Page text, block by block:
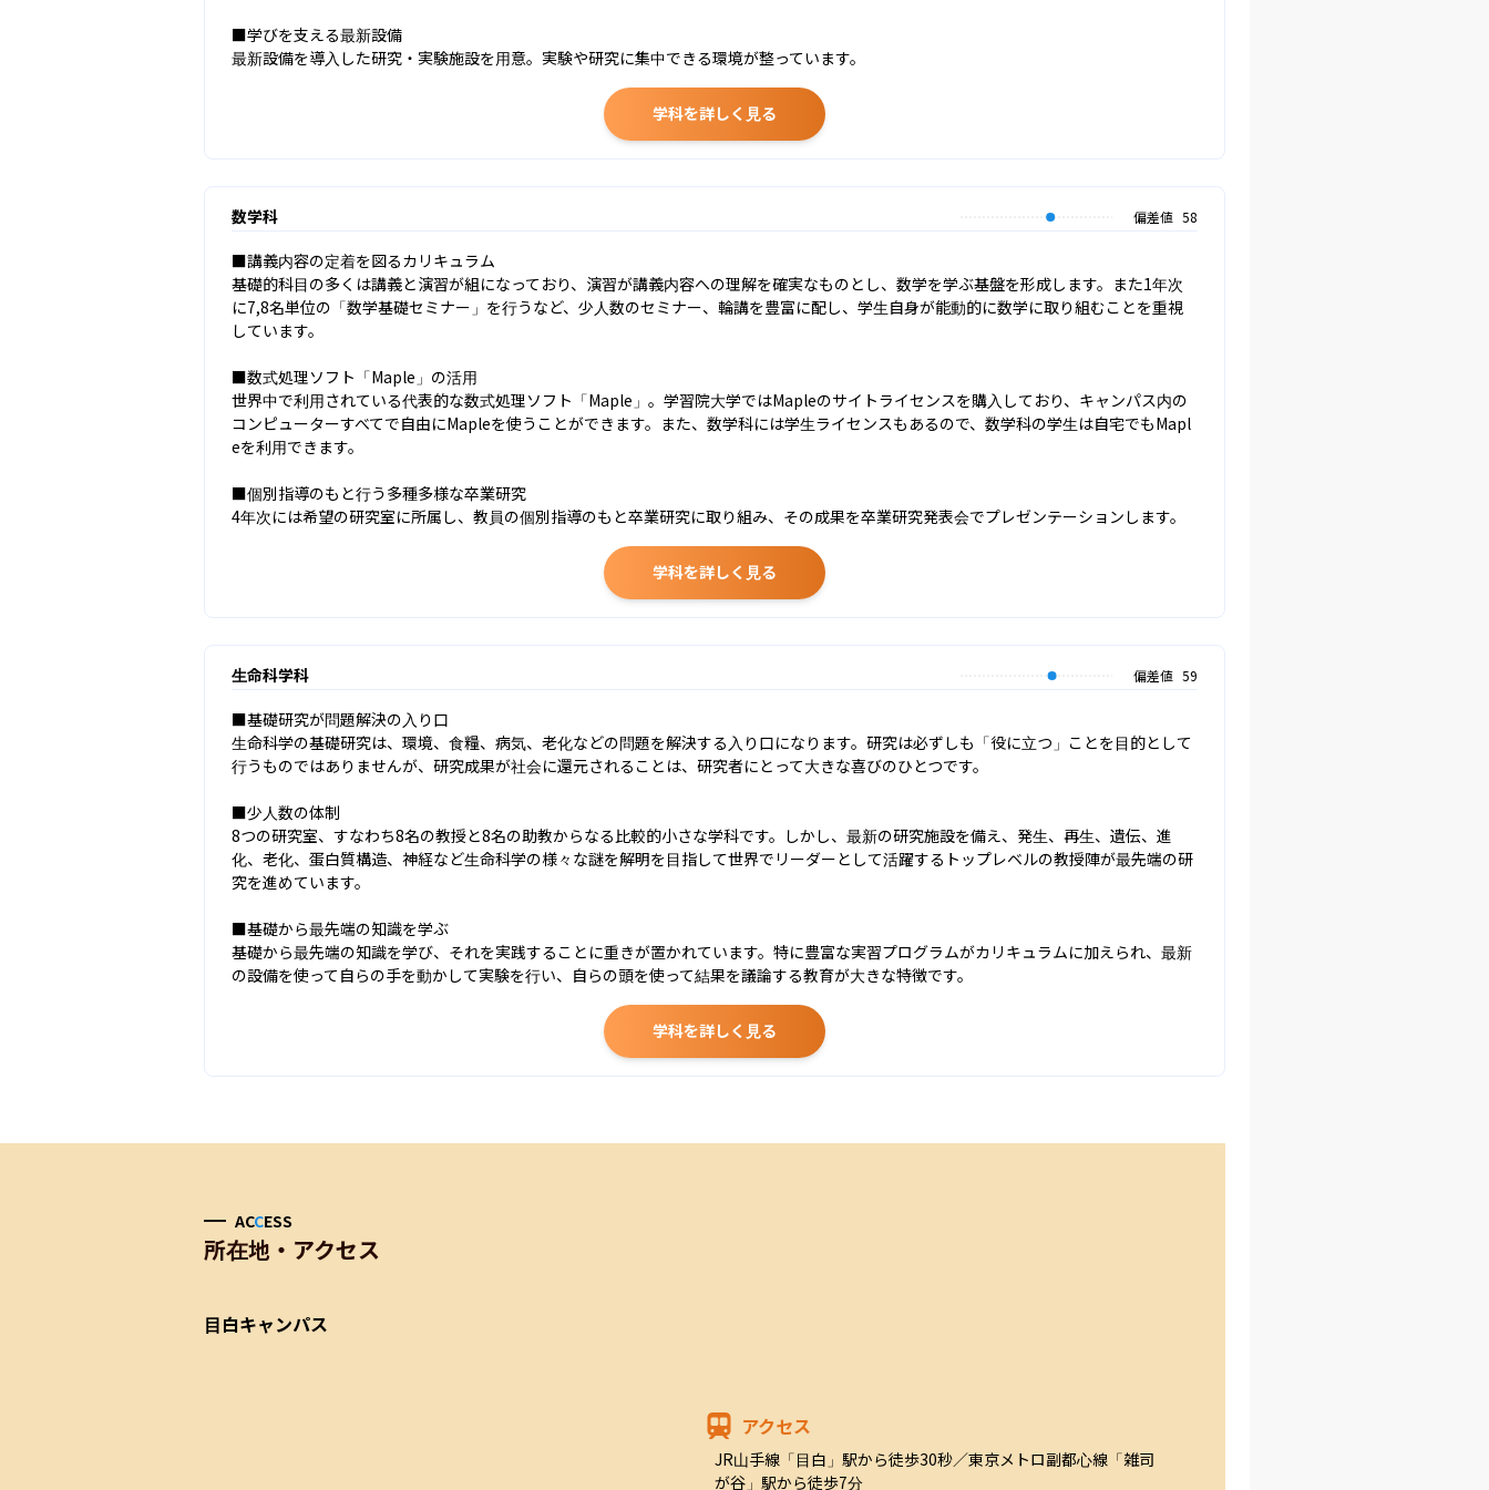
■学びを支える最新設備
最新設備を導入した研究・実験施設を用意。実験や研究に集中できる環境が整っています。
学科を詳しく見る
数学科 偏差値 58
■講義内容の定着を図るカリキュラム
基礎的科目の多くは講義と演習が組になっており、演習が講義内容への理解を確実なものとし、数学を学ぶ基盤を形成します。また1年次
に7,8名単位の「数学基礎セミナー」を行うなど、少人数のセミナー、輪講を豊富に配し、学生自身が能動的に数学に取り組むことを重視
しています。
■数式処理ソフト「Maple」の活用
世界中で利用されている代表的な数式処理ソフト「Maple」。学習院大学ではMapleのサイトライセンスを購入しており、キャンパス内の
コンピューターすべてで自由にMapleを使うことができます。また、数学科には学生ライセンスもあるので、数学科の学生は自宅でもMapl
eを利用できます。
■個別指導のもと行う多種多様な卒業研究
4年次には希望の研究室に所属し、教員の個別指導のもと卒業研究に取り組み、その成果を卒業研究発表会でプレゼンテーションします。
学科を詳しく見る
生命科学科 偏差値 59
■基礎研究が問題解決の入り口
生命科学の基礎研究は、環境、食糧、病気、老化などの問題を解決する入り口になります。研究は必ずしも「役に立つ」ことを目的として
行うものではありませんが、研究成果が社会に還元されることは、研究者にとって大きな喜びのひとつです。
■少人数の体制
8つの研究室、すなわち8名の教授と8名の助教からなる比較的小さな学科です。しかし、最新の研究施設を備え、発生、再生、遺伝、進
化、老化、蛋白質構造、神経など生命科学の様々な謎を解明を目指して世界でリーダーとして活躍するトップレベルの教授陣が最先端の研
究を進めています。
■基礎から最先端の知識を学ぶ
基礎から最先端の知識を学び、それを実践することに重きが置かれています。特に豊富な実習プログラムがカリキュラムに加えられ、最新
の設備を使って自らの手を動かして実験を行い、自らの頭を使って結果を議論する教育が大きな特徴です。
学科を詳しく見る
ACCESS
所在地・アクセス
目白キャンパス
アクセス
JR山手線「目白」駅から徒歩30秒／東京メトロ副都心線「雑司
が谷」駅から徒歩7分